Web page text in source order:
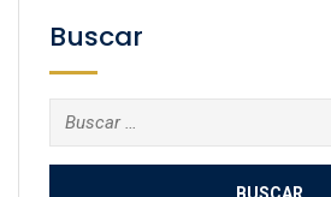
Buscar
Buscar: